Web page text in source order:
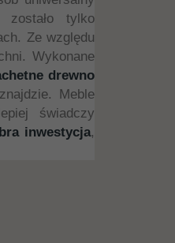
tylko
Ze względu
Wykonane
drewno
Meble
świadczy
inwestycja,